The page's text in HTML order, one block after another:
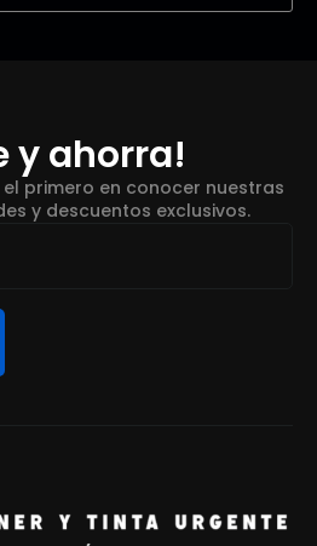
y ahorra!
primero en conocer nuestras
y descuentos exclusivos.